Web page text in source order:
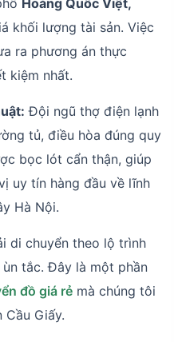
Hoàng Quốc Việt,
khối lượng tài sản. Việc
ra phương án thực
kiệm nhất.
Đội ngũ thợ điện lạnh
tủ, điều hòa đúng quy
bọc lót cẩn thận, giúp
uy tín hàng đầu về lĩnh
Hà Nội.
di chuyển theo lộ trình
tắc. Đây là một phần
đồ giá rẻ mà chúng tôi
Giấy.